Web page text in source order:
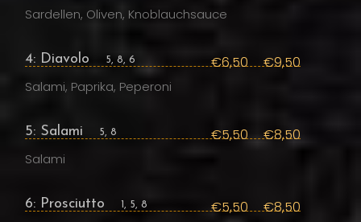
Sardellen, Oliven, Knoblauchsauce
4: Diavolo 5, 8, 6 €6,50 €9,50
Salami, Paprika, Peperoni
5: Salami 5, 8 €5,50 €8,50
Salami
6: Prosciutto 1, 5, 8 €5,50 €8,50